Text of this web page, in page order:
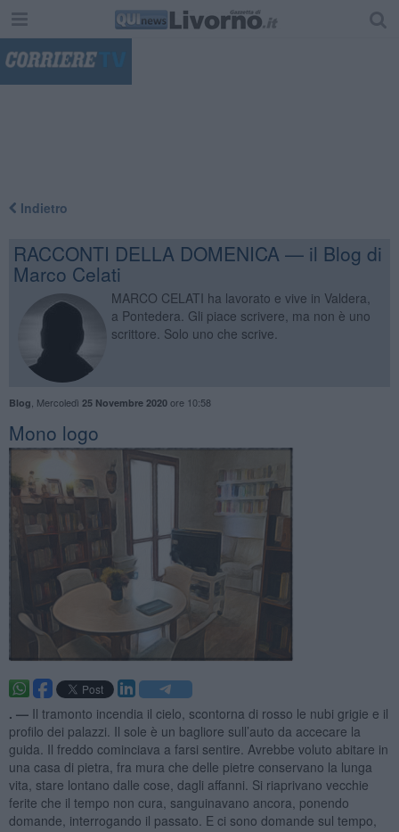
Indietro
RACCONTI DELLA DOMENICA — il Blog di
Marco Celati
MARCO CELATI ha lavorato e vive in Valdera,
a Pontedera. Gli piace scrivere, ma non è uno
scrittore. Solo uno che scrive.
Blog Mercoledì 25 Novembre 2020ore 10:58
Mono logo
. — Il tramonto incendia il cielo, scontorna di rosso le nubi grigie e il
profilo dei palazzi. Il sole è un bagliore sull’auto da accecare la
guida. Il freddo cominciava a farsi sentire. Avrebbe voluto abitare in
una casa di pietra, fra mura che delle pietre conservano la lunga
vita, stare lontano dalle cose, dagli affanni. Si riaprivano vecchie
ferite che il tempo non cura, sanguinavano ancora, ponendo
domande, interrogando il passato. E ci sono domande sul tempo,